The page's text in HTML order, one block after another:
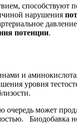
нарушения
потенции.
и
уровня
может
Биодобавка